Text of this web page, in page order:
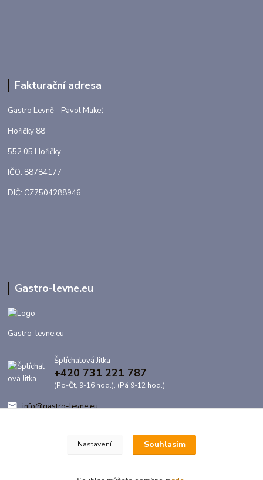
Fakturační adresa
Gastro Levně - Pavol Makeľ
Hořičky 88
552 05 Hořičky
IČO: 88784177
DIČ: CZ7504288946
Gastro-levne.eu
Gastro-levne.eu
Šplíchalová Jitka
+420 731 221 787
(Po-Čt, 9-16 hod.), (Pá 9-12 hod.)
info@gastro-levne.eu
Nastavení Souhlasím